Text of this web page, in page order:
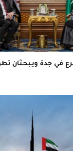
في جدة ويبحثان